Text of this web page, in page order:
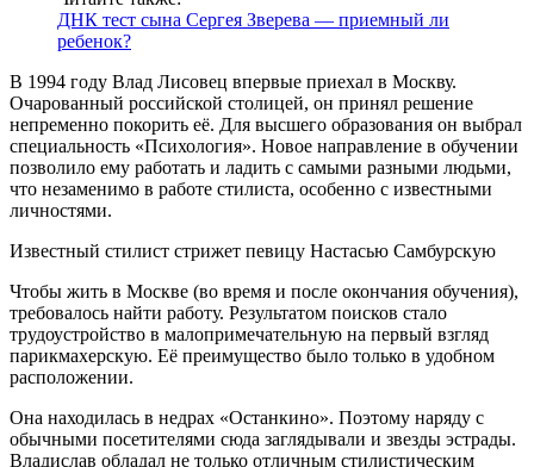
ДНК тест сына Сергея Зверева — приемный ли
ребенок?
В 1994 году Влад Лисовец впервые приехал в Москву.
Очарованный российской столицей, он принял решение
непременно покорить её. Для высшего образования он выбрал
специальность «Психология». Новое направление в обучении
позволило ему работать и ладить с самыми разными людьми,
что незаменимо в работе стилиста, особенно с известными
личностями.
Известный стилист стрижет певицу Настасью Самбурскую
Чтобы жить в Москве (во время и после окончания обучения),
требовалось найти работу. Результатом поисков стало
трудоустройство в малопримечательную на первый взгляд
парикмахерскую. Её преимущество было только в удобном
расположении.
Она находилась в недрах «Останкино». Поэтому наряду с
обычными посетителями сюда заглядывали и звезды эстрады.
Владислав обладал не только отличным стилистическим